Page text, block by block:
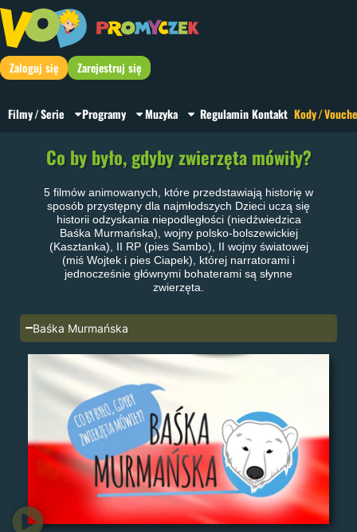
Zaloguj się Zarejestruj się
Filmy / Serie Programy Muzyka Regulamin Kontakt Kody /
Co by było, gdyby zwierzęta mówiły?
5 filmów animowanych, które przedstawiają historię w
sposób przystępny dla najmłodszych Dzieci uczą się
historii odzyskania niepodległości (niedźwiedzica
Baśka Murmańska), wojny polsko-bolszewickiej
(Kasztanka), II RP (pies Sambo), II wojny światowej
(miś Wojtek i pies Ciapek), której narratorami i
jednocześnie głównymi bohaterami są słynne
zwierzęta.
Baśka Murmańska